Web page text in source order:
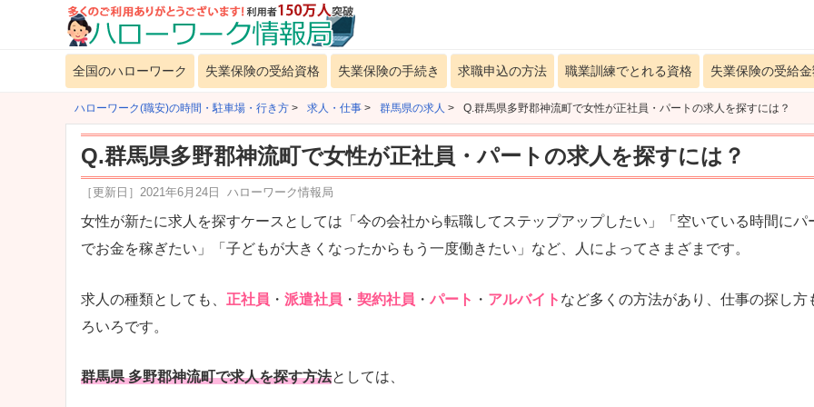
全国のハローワーク 失業保険の受給資格 失業保険の手続き 求職申込の方法 職業訓練でとれる資格 失業保険の受給
ハローワーク(職安)の時間・駐車場・行き方 > 求人・仕事 > 群馬県の求人 > Q.群馬県多野郡神流町で女性が正社員・パートの求人を探すには？
Q.群馬県多野郡神流町で女性が正社員・パートの求人を探すには？
［更新日］ 2021年6月24日 ハローワーク情報局
女性が新たに求人を探すケースとしては「今の会社から転職してステップアップしたい」「空いている時間にパ
でお金を稼ぎたい」「子どもが大きくなったからもう一度働きたい」など、人によってさまざまです。
求人の種類としても、 正社員 ・ 派遣社員 ・ 契約社員 ・ パート ・ アルバイト など多くの方法があり、仕事の探し方
ろいろです。
群馬県 多野郡神流町で求人を探す方法としては、